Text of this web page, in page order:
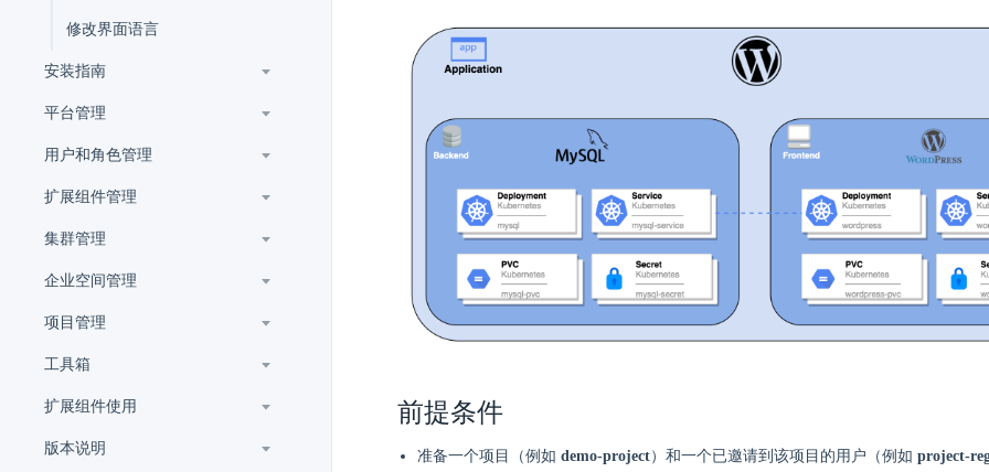
修改界面语言
安装指南
平台管理
用户和角色管理
扩展组件管理
集群管理
企业空间管理
项目管理
工具箱
扩展组件使用
版本说明
前提条件
准备一个项目（例如 demo-project）和一个已邀请到该项目的用户（例如 project-